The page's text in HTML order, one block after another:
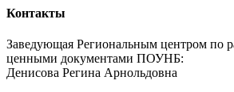
Контакты
Заведующая Региональным центром по
ценными документами ПОУНБ:
Денисова Регина Арнольдовна